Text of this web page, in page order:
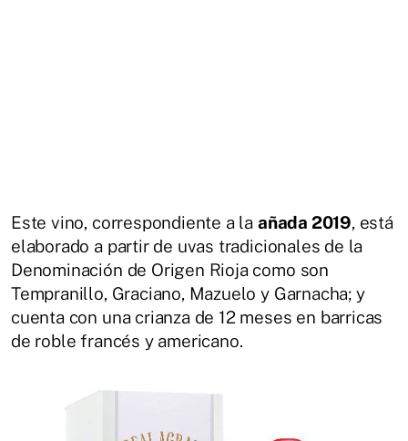
Este vino, correspondiente a la añada 2019, está
elaborado a partir de uvas tradicionales de la
Denominación de Origen Rioja como son
Tempranillo, Graciano, Mazuelo y Garnacha; y
cuenta con una crianza de 12 meses en barricas
de roble francés y americano.